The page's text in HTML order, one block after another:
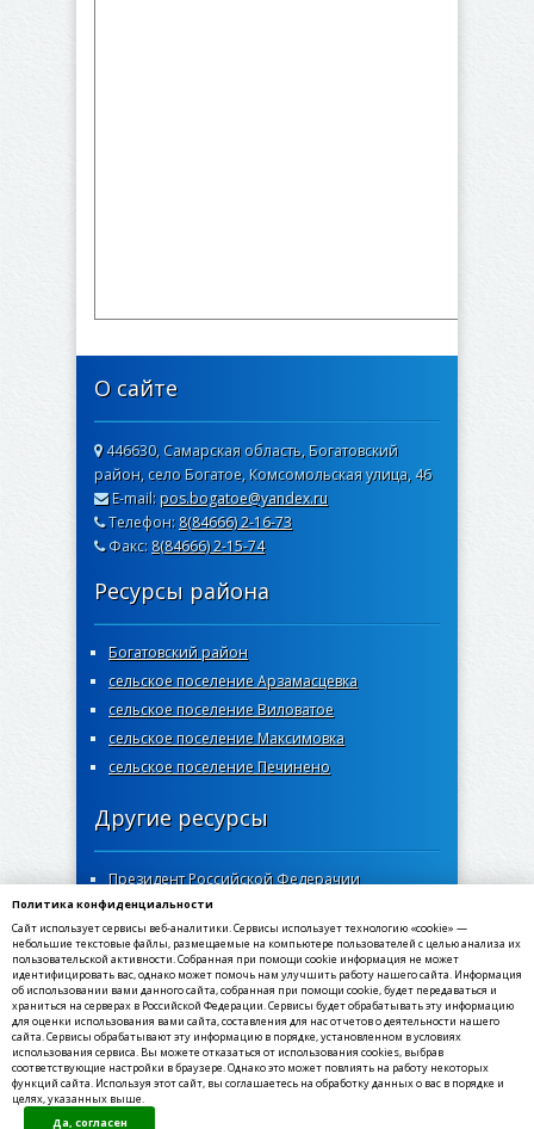
О сайте
446630, Самарская область, Богатовский
район, село Богатое, Комсомольская улица, 46
E-mail: pos.bogatoe@yandex.ru
Телефон: 8(84666) 2-16-73
Факс: 8(84666) 2-15-74
Ресурсы района
Богатовский район
сельское поселение Арзамасцевка
сельское поселение Виловатое
сельское поселение Максимовка
сельское поселение Печинено
Другие ресурсы
Президент Российской Федерачии
Правительство Самарской области
Самарская губернская дума
Госуслуги Самарской области
Социальный портал Самарской области
МФЦ Самарской области
©2020-2021, МКУ администрация сельского
Политика конфиденциальности
Сайт использует сервисы веб-аналитики. Сервисы использует технологию «cookie» —
небольшие текстовые файлы, размещаемые на компьютере пользователей с целью анализа их
пользовательской активности. Собранная при помощи cookie информация не может
идентифицировать вас, однако может помочь нам улучшить работу нашего сайта. Информация
об использовании вами данного сайта, собранная при помощи cookie, будет передаваться и
храниться на серверах в Российской Федерации. Сервисы будет обрабатывать эту информацию
для оценки использования вами сайта, составления для нас отчетов о деятельности нашего
сайта. Сервисы обрабатывают эту информацию в порядке, установленном в условиях
использования сервиса. Вы можете отказаться от использования cookies, выбрав
соответствующие настройки в браузере. Однако это может повлиять на работу некоторых
функций сайта. Используя этот сайт, вы соглашаетесь на обработку данных о вас в порядке и
целях, указанных выше.
Да, согласен